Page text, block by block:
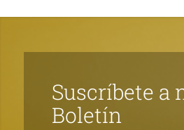
Suscríbete a
Boletín